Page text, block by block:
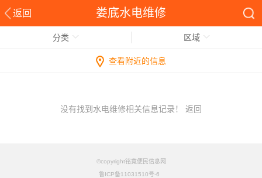
返回 娄底水电维修
分类 区域
查看附近的信息
没有找到水电维修相关信息记录！ 返回
©copyright铭竟便民信息网
鲁ICP备11031510号-6